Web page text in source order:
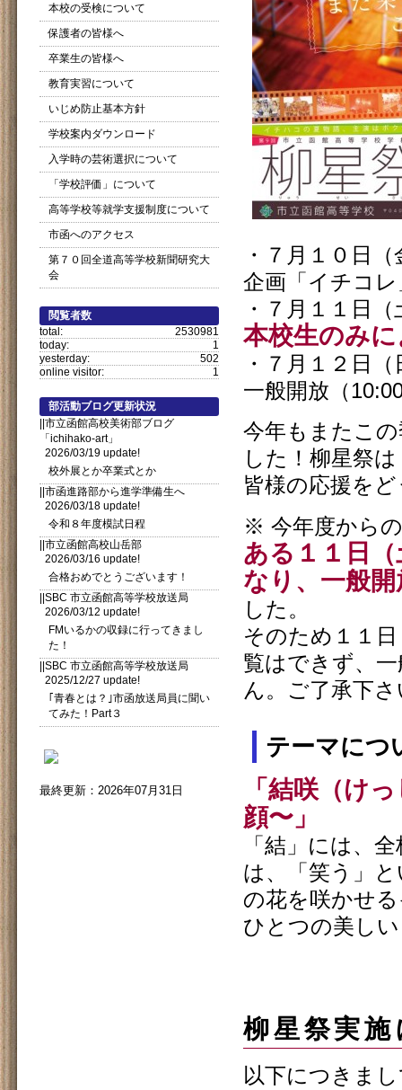
・７月１０日
企画「イチコ
・７月１１日
本校生のみ
・７月１２日
一般開放（
今年もまたこ
した！柳星祭
皆様の応援を
※ 今年度から
ある１１日
なり、一般
した。
そのため１１
覧はできず、
ん。ご了承下
テーマにつ
「結咲（け
顔〜」
「結」には、
は、「笑う」
の花を咲かせ
ひとつの美し
柳星祭実
以下につきま
本校の受検について
保護者の皆様へ
卒業生の皆様へ
教育実習について
いじめ防止基本方針
学校案内ダウンロード
入学時の芸術選択について
「学校評価」について
高等学校等就学支援制度について
市函へのアクセス
第７０回全道高等学校新聞研究大
会
閲覧者数
2530981
total:
1
today:
502
yesterday:
1
online visitor:
部活動ブログ更新状況
||市立函館高校美術部ブログ
「ichihako-art」
2026/03/19 update!
校外展とか卒業式とか
||市函進路部から進学準備生へ
2026/03/18 update!
令和８年度模試日程
||市立函館高校山岳部
2026/03/16 update!
合格おめでとうございます！
||SBC 市立函館高等学校放送局
2026/03/12 update!
FMいるかの収録に行ってきまし
た！
||SBC 市立函館高等学校放送局
2025/12/27 update!
｢青春とは？｣市函放送局員に聞い
てみた！Part３
最終更新：2026年07月31日